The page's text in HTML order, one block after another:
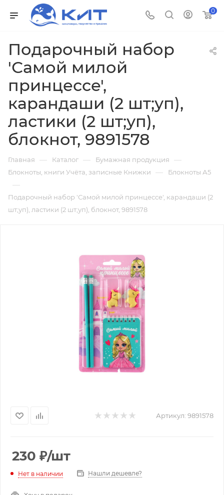
0
Подарочный набор
'Самой милой
принцессе',
карандаши (2 шт;уп),
ластики (2 шт;уп),
блокнот, 9891578
Главная — Каталог — Бумажная продукция —
Блокноты, книги Учёта, записные Книжки — Блокноты А5
—
Подарочный набор 'Самой милой принцессе', карандаши (2
шт;уп), ластики (2 шт;уп), блокнот, 9891578
Артикул: 9891578
230 ₽/шт
Нет в наличии Нашли дешевле?